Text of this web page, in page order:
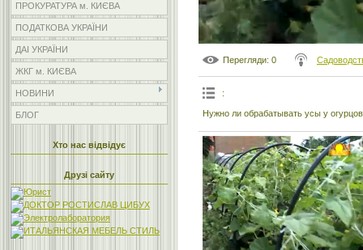
ПРОКУРАТУРА м. КИЄВА
ПОДАТКОВА УКРАЇНИ
ДАІ УКРАЇНИ
ЖКГ м. КИЄВА
НОВИНИ
БЛОГ
Хто нас відвідує
Друзі сайту
Перегляди: 0
:
Нужно ли обрабатывать усы у